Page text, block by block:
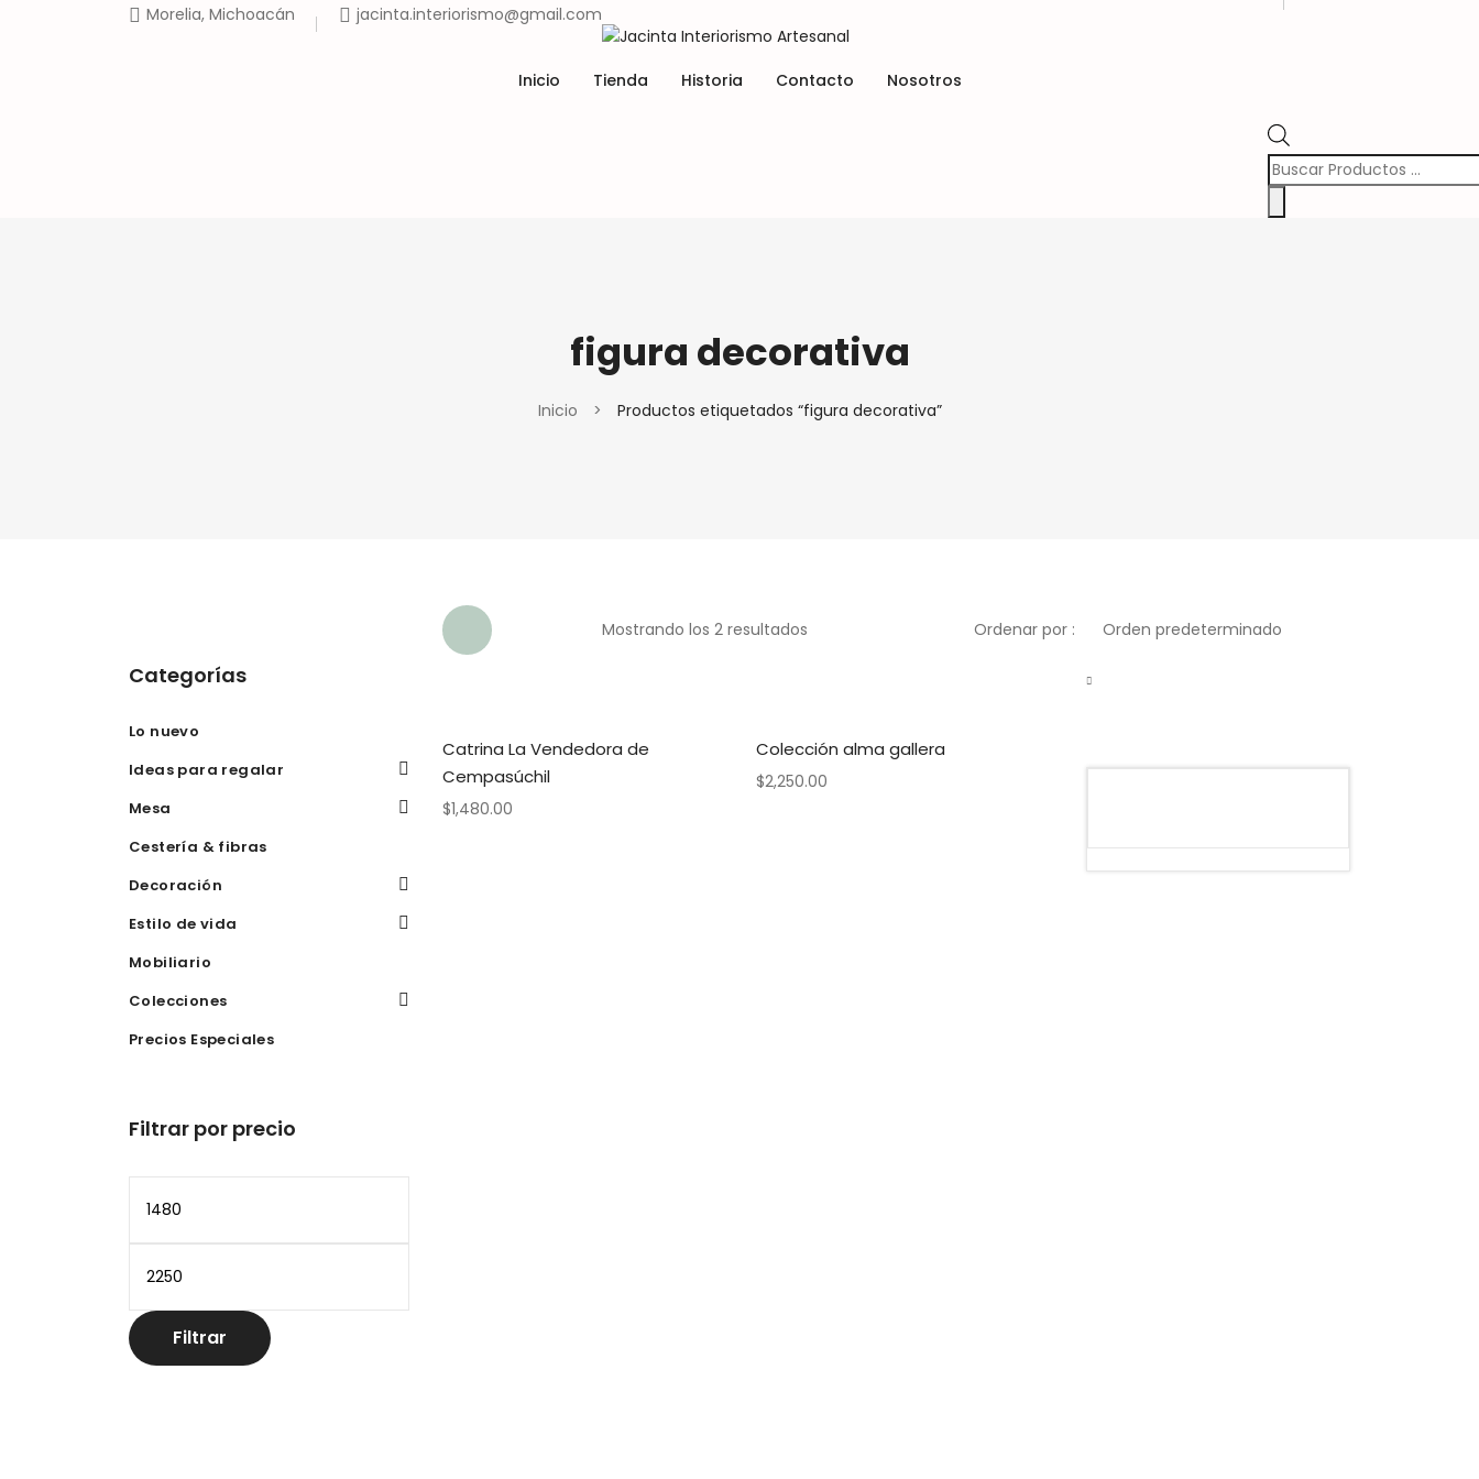
Morelia, Michoacán jacinta.interiorismo@gmail.com
Inicio Tienda Historia Contacto Nosotros
Búsqueda
de
Productos
figura decorativa
Inicio > Productos etiquetados “figura decorativa”
Mostrando los 2 resultados Ordenar por : Orden predeterminado
Catrina La Vendedora de
Cempasúchil
$1,480.00
Colección alma gallera
$2,250.00
Categorías
Lo nuevo
Ideas para regalar
Mesa
Cestería & fibras
Decoración
Estilo de vida
Mobiliario
Colecciones
Precios Especiales
Filtrar por precio
Filtrar